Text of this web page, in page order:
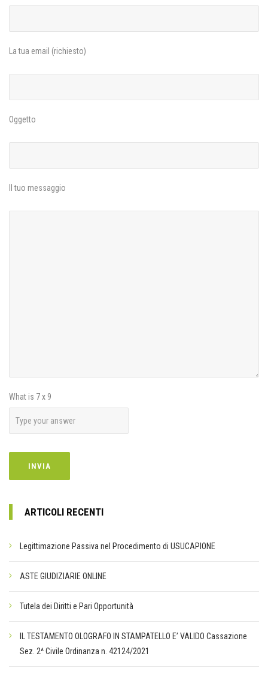
La tua email (richiesto)
Oggetto
Il tuo messaggio
What is 7x 9
ARTICOLI RECENTI
Legittimazione Passiva nel Procedimento di USUCAPIONE
ASTE GIUDIZIARIE ONLINE
Tutela dei Diritti e Pari Opportunità
IL TESTAMENTO OLOGRAFO IN STAMPATELLO E’ VALIDO Cassazione
Sez. 2^ Civile Ordinanza n. 42124/2021